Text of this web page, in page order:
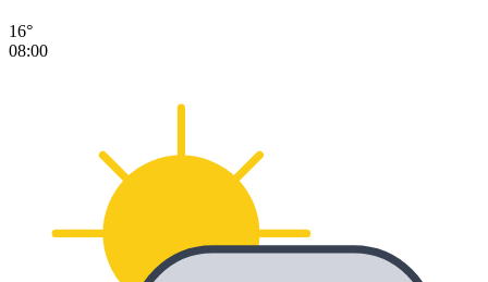
16°
08:00